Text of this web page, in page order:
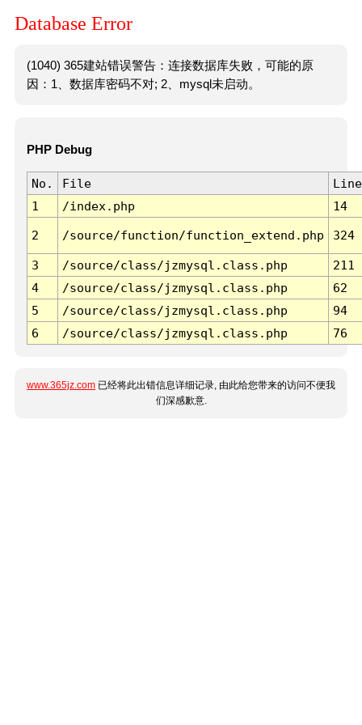
Database Error
(1040) 365建站错误警告：连接数据库失败，可能的原
因：1、数据库密码不对; 2、mysql未启动。
PHP Debug
No. File
Line
1
/index.php 14
2 /source/function/function_extend.php 324
3 /source/class/jzmysql.class.php
211
4
/source/class/jzmysql.class.php
62
5
/source/class/jzmysql.class.php
94
6
/source/class/jzmysql.class.php 76
www.365jz.com 已经将此出错信息详细记录, 由此给您带来的访问不便我
们深感歉意.